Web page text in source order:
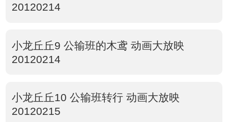
20120214
小龙丘丘9 公输班的木鸢 动画大放映
20120214
小龙丘丘10 公输班转行 动画大放映
20120215